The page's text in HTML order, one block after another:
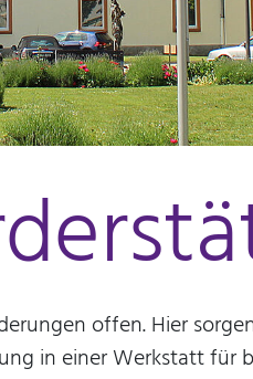
offen. Hier
in einer Werkstatt